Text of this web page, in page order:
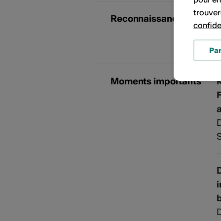
Reconnaissances
Moments importants